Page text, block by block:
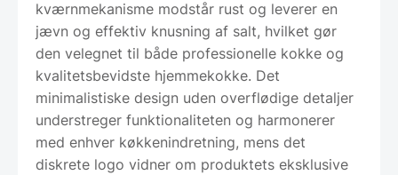
kværnmekanisme modstår rust og leverer en
jævn og effektiv knusning af salt, hvilket gør
den velegnet til både professionelle kokke og
kvalitetsbevidste hjemmekokke. Det
minimalistiske design uden overflødige detaljer
understreger funktionaliteten og harmonerer
med enhver køkkenindretning, mens det
diskrete logo vidner om produktets eksklusive